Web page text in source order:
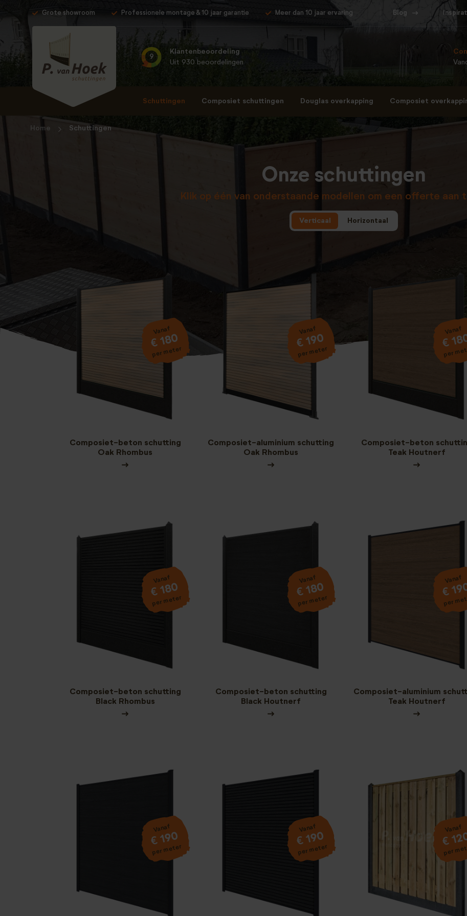
Grote showroom Professionele montage & 10 jaar garantie Meer dan 10 jaar ervaring Blog
9
Klantenbeoordeling
Uit 930 beoordelingen
Schuttingen Composiet schuttingen Douglas overkapping Composiet
Home Schuttingen
Onze schuttingen
Klik op één van onderstaande modellen om een offerte aan
Verticaal Horizontaal
Vanaf
€ 180
per meter
Composiet-beton schutting
Oak Rhombus
Vanaf
€ 190
per meter
Composiet-aluminium schutting
Oak Rhombus
Vanaf
€
per
Composiet-beton
Teak Houtnerf
Vanaf
€ 180
per meter
Composiet-beton schutting
Black Rhombus
Vanaf
€ 180
per meter
Composiet-beton schutting
Black Houtnerf
Vanaf
€
per
Composiet-aluminium
Teak Houtnerf
Vanaf
€ 190
per meter
Vanaf
€ 190
per meter
Vanaf
€
per